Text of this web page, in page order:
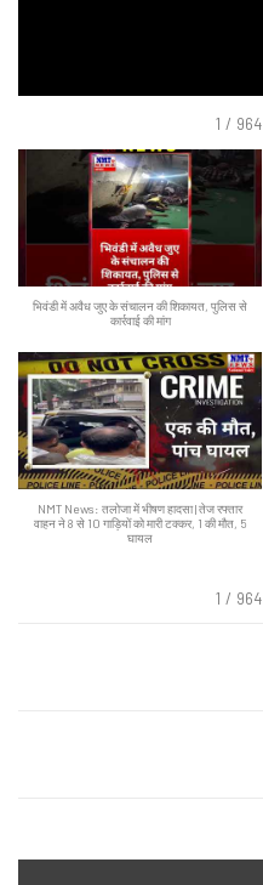
1 / 964
भिवंडी में अवैध जुए के संचालन की शिकायत, पुलिस से
कार्रवाई की मांग
NMT News: तलोजा में भीषण हादसा | तेज रफ्तार
वाहन ने 8 से 10 गाड़ियों को मारी टक्कर, 1 की मौत, 5
घायल
1 / 964